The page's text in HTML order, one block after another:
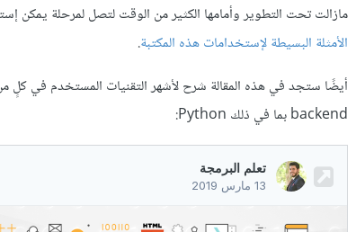
مازالت تحت التطوير وأمامها الكثير من الوقت لتصل لمرحلة يمكن
الأمثلة البسيطة لإستخدامات هذه المكتبة.
backend بما في ذلك Python: